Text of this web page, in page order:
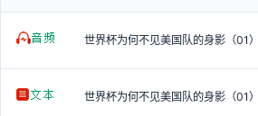
世界杯为何不见美国队的身影（01
世界杯为何不见美国队的身影（01